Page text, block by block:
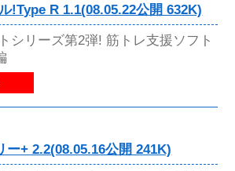
!Type R 1.1(08.05.22公開 632K)
シリーズ第2弾! 筋トレ支援ソフト
ー+ 2.2(08.05.16公開 241K)